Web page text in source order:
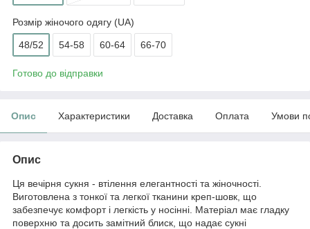
Розмір жіночого одягу (UA)
48/52 54-58 60-64 66-70
Готово до відправки
Опис Характеристики Доставка Оплата Умови
Опис
Ця вечірня сукня - втілення елегантності та жіночності.
Виготовлена з тонкої та легкої тканини креп-шовк, що
забезпечує комфорт і легкість у носінні. Матеріал має гладку
поверхню та досить замітний блиск, що надає сукні